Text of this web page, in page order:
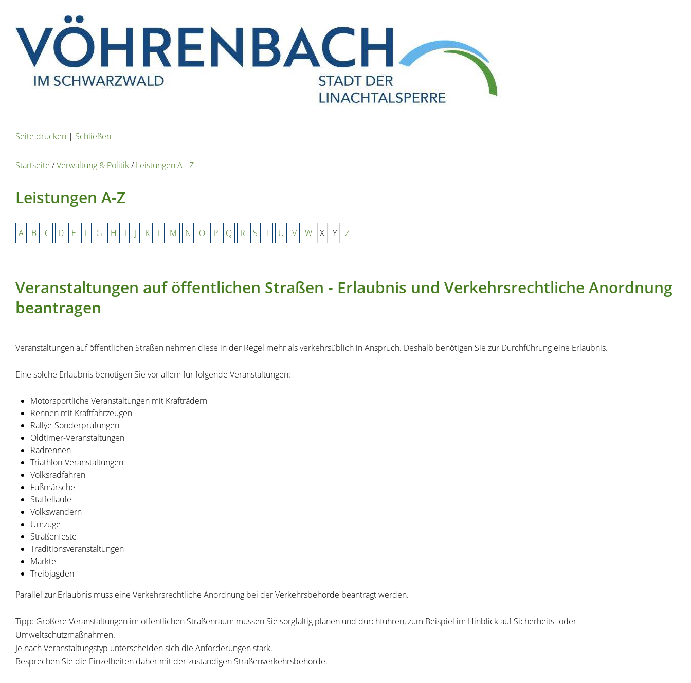
Seite drucken | Schließen
Startseite /Verwaltung & Politik/Leistungen A - Z
Leistungen A-Z
A B C D E F G H I J K L M N O P Q R S T U V W X Y Z
Veranstaltungen auf öffentlichen Straßen - Erlaubnis und Verkehrsrechtliche Anordnung
beantragen
Veranstaltungen auf öffentlichen Straßen nehmen diese in der Regel mehr als verkehrsüblich in Anspruch. Deshalb benötigen Sie zur Durchführung eine Erlaubnis.
Eine solche Erlaubnis benötigen Sie vor allem für folgende Veranstaltungen:
Motorsportliche Veranstaltungen mit Krafträdern
Rennen mit Kraftfahrzeugen
Rallye-Sonderprüfungen
Oldtimer-Veranstaltungen
Radrennen
Triathlon-Veranstaltungen
Volksradfahren
Fußmärsche
Staffelläufe
Volkswandern
Umzüge
Straßenfeste
Traditionsveranstaltungen
Märkte
Treibjagden
Parallel zur Erlaubnis muss eine Verkehrsrechtliche Anordnung bei der Verkehrsbehörde beantragt werden.
Tipp: Größere Veranstaltungen im öffentlichen Straßenraum müssen Sie sorgfältig planen und durchführen, zum Beispiel im Hinblick auf Sicherheits- oder
Umweltschutzmaßnahmen.
Je nach Veranstaltungstyp unterscheiden sich die Anforderungen stark.
Besprechen Sie die Einzelheiten daher mit der zuständigen Straßenverkehrsbehörde.